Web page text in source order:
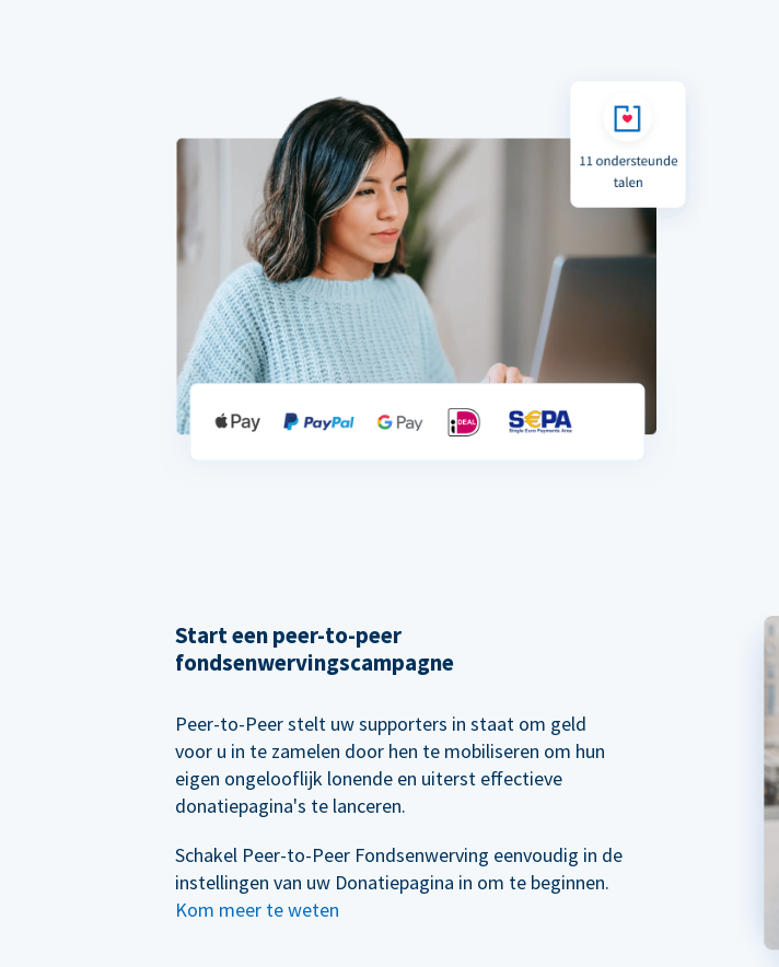
Start een peer-to-peer
fondsenwervingscampagne
Peer-to-Peer stelt uw supporters in staat om geld
voor u in te zamelen door hen te mobiliseren om hun
eigen ongelooflijk lonende en uiterst effectieve
donatiepagina's te lanceren.
Schakel Peer-to-Peer Fondsenwerving eenvoudig in de
instellingen van uw Donatiepagina in om te beginnen.
Kom meer te weten